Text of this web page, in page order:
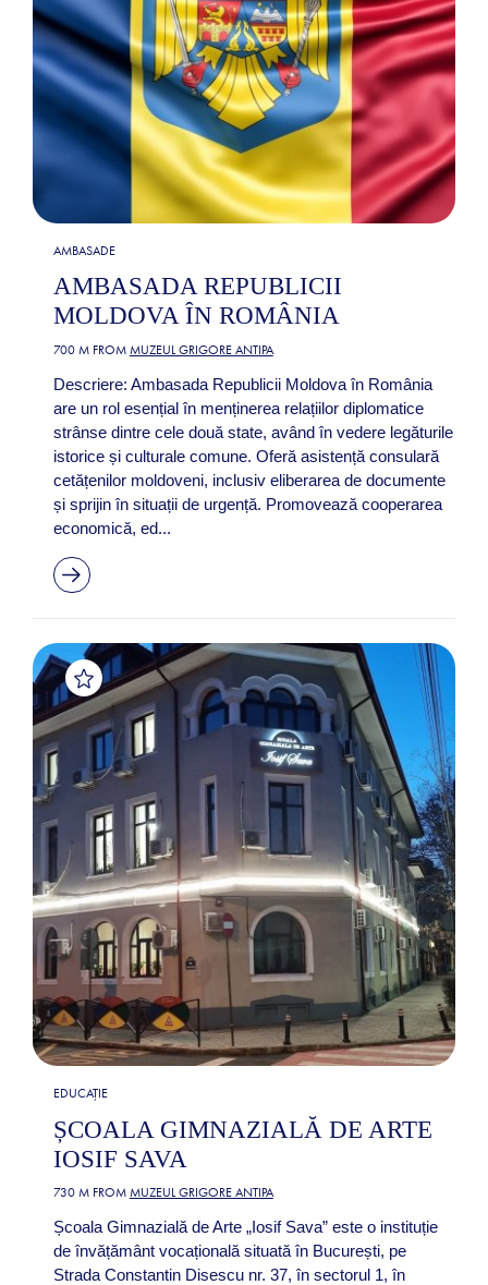
AMBASADE
AMBASADA REPUBLICII
MOLDOVA ÎN ROMÂNIA
700 M FROM MUZEUL GRIGORE ANTIPA
Descriere: Ambasada Republicii Moldova în România
are un rol esențial în menținerea relațiilor diplomatice
strânse dintre cele două state, având în vedere legăturile
istorice și culturale comune. Oferă asistență consulară
cetățenilor moldoveni, inclusiv eliberarea de documente
și sprijin în situații de urgență. Promovează cooperarea
economică, ed...
EDUCAȚIE
ȘCOALA GIMNAZIALĂ DE ARTE
IOSIF SAVA
730 M FROM MUZEUL GRIGORE ANTIPA
Școala Gimnazială de Arte „Iosif Sava” este o instituție
de învățământ vocațională situată în București, pe
Strada Constantin Disescu nr. 37, în sectorul 1, în